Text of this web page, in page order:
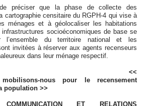
préciser que la phase de collecte des
cartographie censitaire du RGPH-4 qui vise à
ménages et à géolocaliser les habitations
socioéconomiques de base se
l’ensemble du territoire national et les
invitées à réserver aux agents recenseurs
dans leur ménage respectif.
<<
mobilisons-nous pour le recensement
population >>
ET RELATIONS